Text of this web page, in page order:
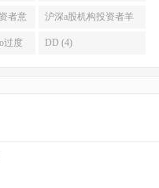
码 计算与数据结果2003-
度
结果
Chen模型与Biddle模型
者意
数
沪深a股机构投资者羊
群行为LSV模型实证数
过度 DD (4)